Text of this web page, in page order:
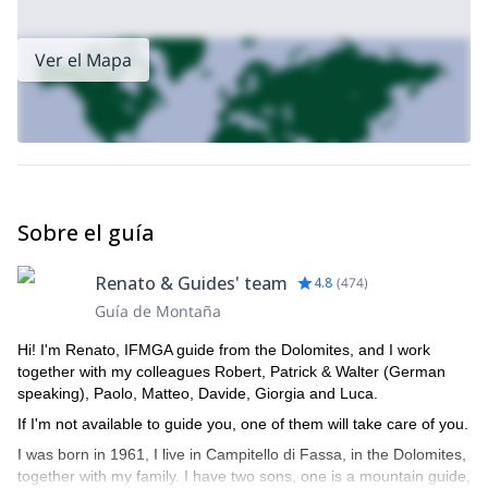
para practicar esquí freeride en el Grupo Sella.
Ver el Mapa
Sobre el guía
Renato & Guides' team 4.8 (474)
Guía de Montaña
Hi! I'm Renato, IFMGA guide from the Dolomites, and I work
together with my colleagues Robert, Patrick & Walter (German
speaking), Paolo, Matteo, Davide, Giorgia and Luca.
If I'm not available to guide you, one of them will take care of you.
I was born in 1961, I live in Campitello di Fassa, in the Dolomites,
together with my family. I have two sons, one is a mountain guide,